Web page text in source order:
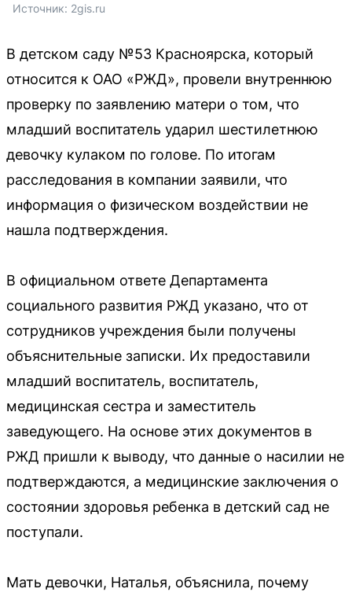
Источник: 2gis.ru
В детском саду №53 Красноярска, который
относится к ОАО «РЖД», провели внутреннюю
проверку по заявлению матери о том, что
младший воспитатель ударил шестилетнюю
девочку кулаком по голове. По итогам
расследования в компании заявили, что
информация о физическом воздействии не
нашла подтверждения.
В официальном ответе Департамента
социального развития РЖД указано, что от
сотрудников учреждения были получены
объяснительные записки. Их предоставили
младший воспитатель, воспитатель,
медицинская сестра и заместитель
заведующего. На основе этих документов в
РЖД пришли к выводу, что данные о насилии не
подтверждаются, а медицинские заключения о
состоянии здоровья ребенка в детский сад не
поступали.
Мать девочки, Наталья, объяснила, почему